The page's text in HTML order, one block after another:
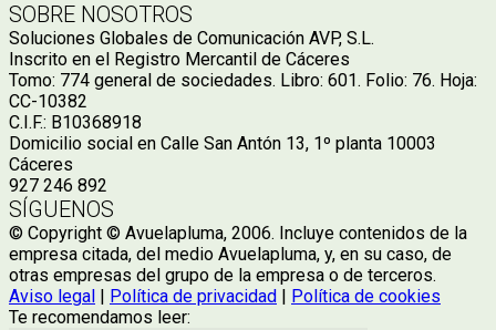
SOBRE NOSOTROS
Soluciones Globales de Comunicación AVP, S.L.
Inscrito en el Registro Mercantil de Cáceres
Tomo: 774 general de sociedades. Libro: 601. Folio: 76. Hoja:
CC-10382
C.I.F.: B10368918
Domicilio social en Calle San Antón 13, 1º planta 10003
Cáceres
927 246 892
SÍGUENOS
© Copyright © Avuelapluma, 2006. Incluye contenidos de la
empresa citada, del medio Avuelapluma, y, en su caso, de
otras empresas del grupo de la empresa o de terceros.
Aviso legal | Política de privacidad | Política de cookies
Te recomendamos leer: